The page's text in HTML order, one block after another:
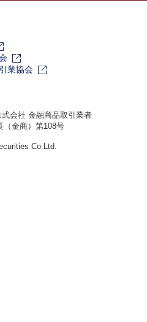
業協会
会社 金融商品取引業者
（金商）第108号
Co.Ltd.